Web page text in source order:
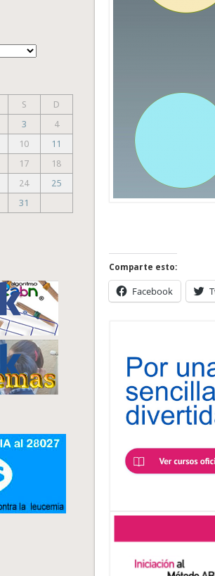
Comparte esto:
Facebook
S
D
3
4
10
11
17
18
24
25
31